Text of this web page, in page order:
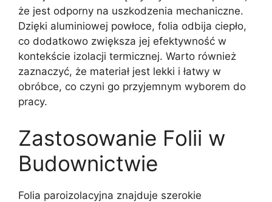
że jest odporny na uszkodzenia mechaniczne.
Dzięki aluminiowej powłoce, folia odbija ciepło,
co dodatkowo zwiększa jej efektywność w
kontekście izolacji termicznej. Warto również
zaznaczyć, że materiał jest lekki i łatwy w
obróbce, co czyni go przyjemnym wyborem do
pracy.
Zastosowanie Folii w
Budownictwie
Folia paroizolacyjna znajduje szerokie